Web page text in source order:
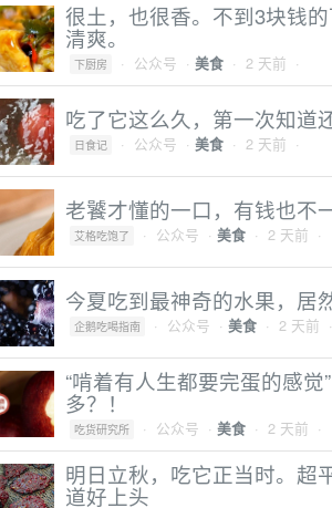
很土，也很香。不到3块钱
清爽。
下厨房 · 公众号 · 美食 · 2 天前 ·
吃了它这么久，第一次知道
日食记 · 公众号 · 美食 · 2 天前 ·
老饕才懂的一口，有钱也不
艾格吃饱了 · 公众号 · 美食 · 2 天前 ·
今夏吃到最神奇的水果，居
企鹅吃喝指南 · 公众号 · 美食 · 2 天前
“啃着有人生都要完蛋的感
多？！
吃货研究所 · 公众号 · 美食 · 2 天前 ·
明日立秋，吃它正当时。超
道好上头